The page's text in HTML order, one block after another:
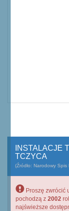
INSTALACJE
TCZYCA
(Źródło: Narodowy
Proszę zwrócić
pochodzą z 2002
najświeższe